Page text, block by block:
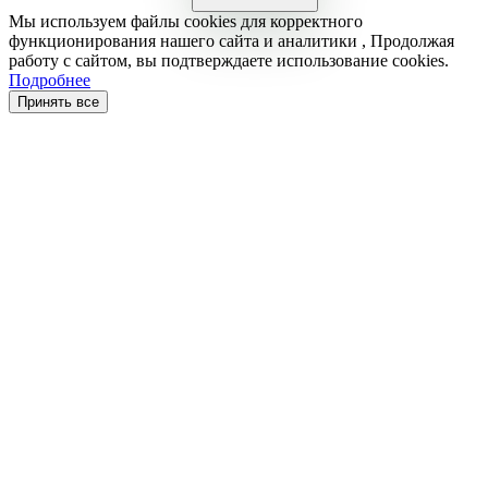
Мы используем файлы cookies для корректного
функционирования нашего сайта и аналитики , Продолжая
работу с сайтом, вы подтверждаете использование cookies.
Подробнее
Принять все